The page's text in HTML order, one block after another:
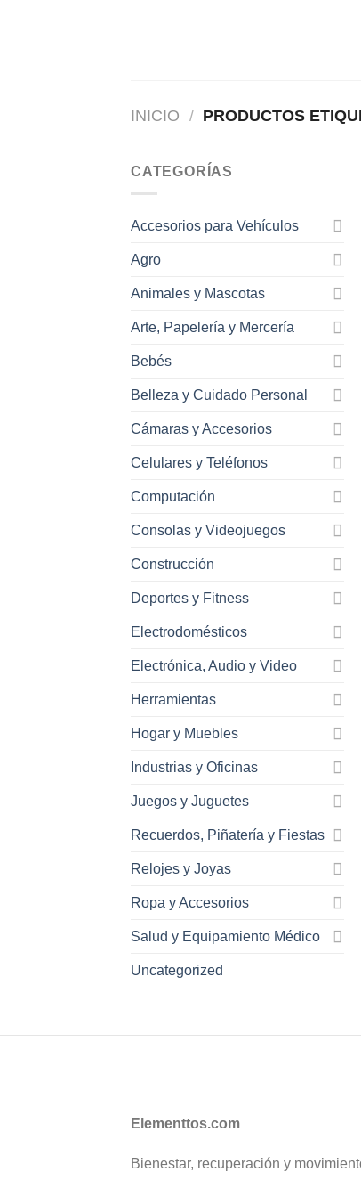
INICIO / PRODUCTOS
CATEGORÍAS
Accesorios para Vehículos
Agro
Animales y Mascotas
Arte, Papelería y Mercería
Bebés
Belleza y Cuidado Personal
Cámaras y Accesorios
Celulares y Teléfonos
Computación
Consolas y Videojuegos
Construcción
Deportes y Fitness
Electrodomésticos
Electrónica, Audio y Video
Herramientas
Hogar y Muebles
Industrias y Oficinas
Juegos y Juguetes
Recuerdos, Piñatería y Fiestas
Relojes y Joyas
Ropa y Accesorios
Salud y Equipamiento Médico
Uncategorized
Elementtos.com
Bienestar, recuperación y